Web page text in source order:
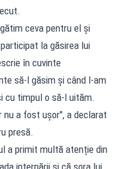
ceva pentru el și
la găsirea lui
în cuvinte
să-l găsim și când l-am
cu timpul o să-l uităm.
nu a fost ușor", a declarat
presă.
a primit multă atenție din
internării și că sora lui